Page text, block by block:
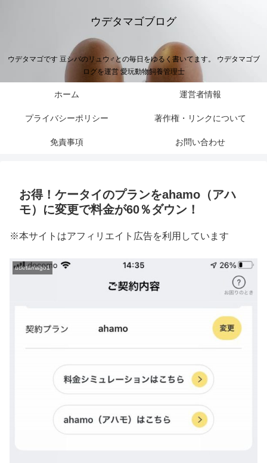
ウデタマゴブログ
ウデタマゴです 豆シバのリュウ♂との毎日をゆるく書いてます。 ウデタマゴブ
ログを運営 愛玩動物飼養管理士
ホーム 運営者情報
プライバシーポリシー 著作権・リンクについて
免責事項 お問い合わせ
お得！ケータイのプランをahamo（アハ
モ）に変更で料金が60％ダウン！
※本サイトはアフィリエイト広告を利用しています
udetamago1